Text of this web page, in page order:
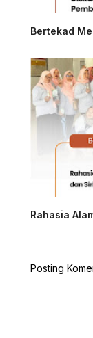
Bertekad
Rahasia
Posting